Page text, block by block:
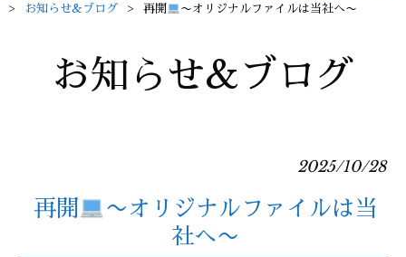
>
お知らせ&ブログ > 再開 〜オリジナルファイルは当社へ〜
お知らせ&ブログ
2025/10/28
再開
〜オリジナルファイルは当
社へ〜